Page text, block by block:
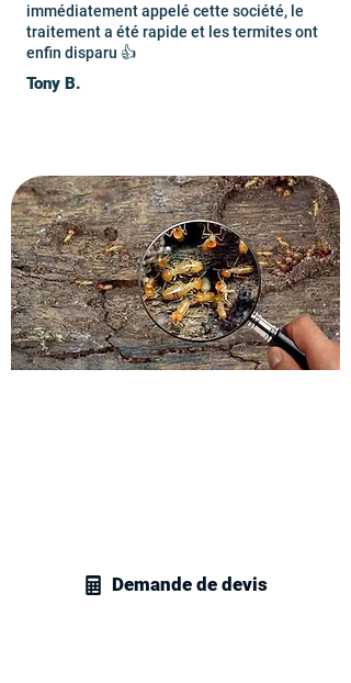
immédiatement appelé cette société, le
traitement a été rapide et les termites ont
enfin disparu 👍
Tony B.
Demande de devis